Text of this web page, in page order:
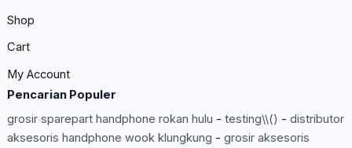
Shop
Cart
My Account
Pencarian Populer
grosir sparepart handphone rokan hulu - testing\\() - distributor
aksesoris handphone wook klungkung - grosir aksesoris